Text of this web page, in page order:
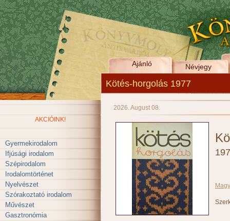
Ajánló Névjegy
Kötés-horgolás 1977
AKCIÓINK!
Gyermekirodalom
Ifjúsági irodalom
Szépirodalom
Irodalomtörténet
Nyelvészet
Szórakoztató irodalom
Művészet
Gasztronómia
2026. August 08.